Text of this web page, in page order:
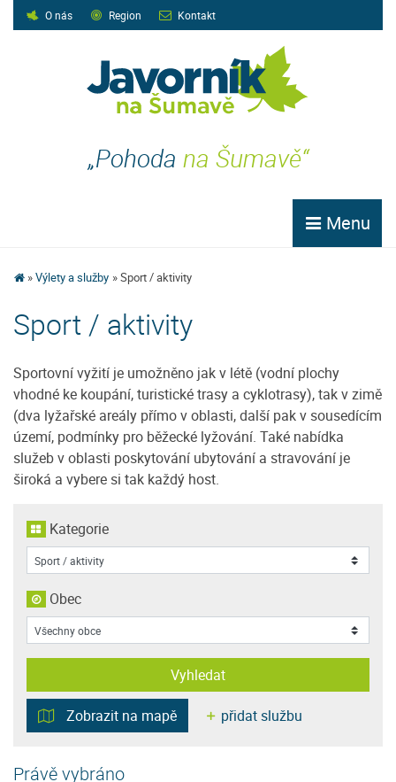
O nás Region Kontakt
„Pohoda na Šumavě“
Menu
Výlety a služby Sport / aktivity
Sport / aktivity
Sportovní vyžití je umožněno jak v létě (vodní plochy
vhodné ke koupání, turistické trasy a cyklotrasy), tak v zimě
(dva lyžařské areály přímo v oblasti, další pak v sousedícím
území, podmínky pro běžecké lyžování. Také nabídka
služeb v oblasti poskytování ubytování a stravování je
široká a vybere si tak každý host.
Kategorie
Obec
Vyhledat
Zobrazit na mapě přidat službu
Právě vybráno